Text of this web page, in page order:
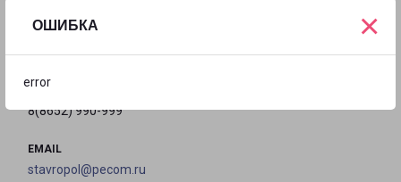
ОШИБКА
error
×
на карте
ТЕЛЕФОН
8(8652) 990-999
EMAIL
stavropol@pecom.ru